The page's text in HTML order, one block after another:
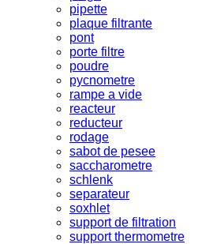
pipette
plaque filtrante
pont
porte filtre
poudre
pycnometre
rampe a vide
reacteur
reducteur
rodage
sabot de pesee
saccharometre
schlenk
separateur
soxhlet
support de filtration
support thermometre